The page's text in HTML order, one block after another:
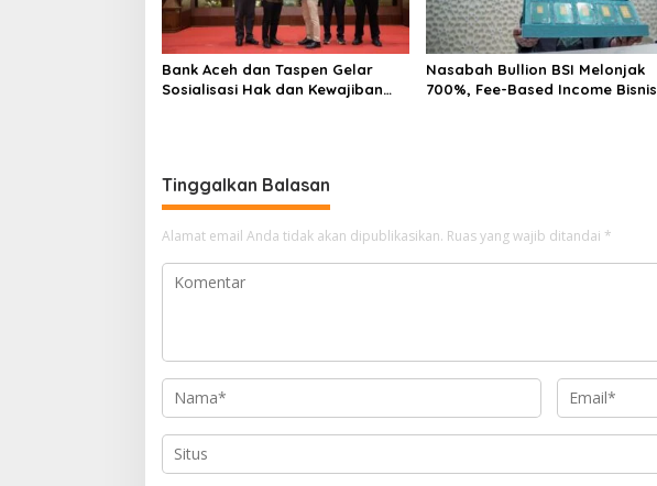
Bank Aceh dan Taspen Gelar
Sosialisasi Hak dan Kewajiban
Nasabah Bullion BSI Melonjak
700%, Fee-Based Income Bisnis
Tinggalkan Balasan
Alamat email Anda tidak akan dipublikasikan. Ruas yang wajib ditandai *